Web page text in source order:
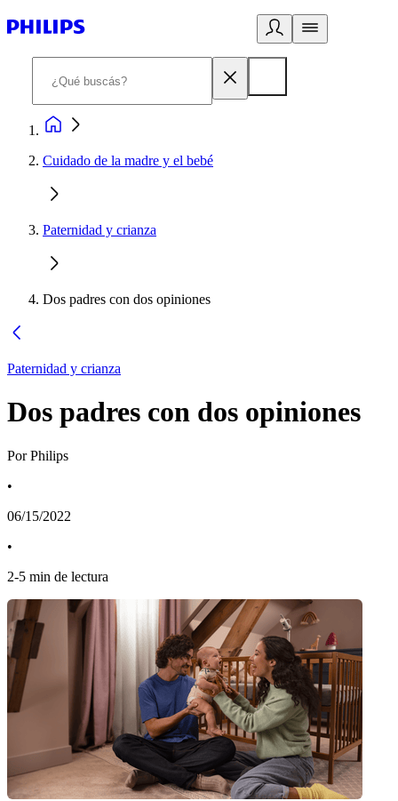
Cuidado de la madre y el bebé
Paternidad y crianza
Dos padres con dos opiniones
Paternidad y crianza
Dos padres con dos opiniones
Por Philips
•
06/15/2022
•
2-5 min de lectura